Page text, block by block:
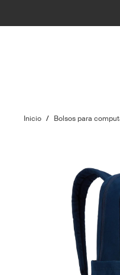
Inicio / Bolsos para